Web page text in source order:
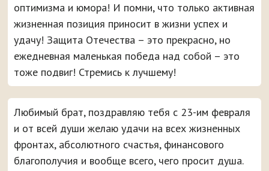
оптимизма и юмора! И помни, что только активная
жизненная позиция приносит в жизни успех и
удачу! Защита Отечества – это прекрасно, но
ежедневная маленькая победа над собой – это
тоже подвиг! Стремись к лучшему!
Любимый брат, поздравляю тебя с 23-им февраля
и от всей души желаю удачи на всех жизненных
фронтах, абсолютного счастья, финансового
благополучия и вообще всего, чего просит душа.